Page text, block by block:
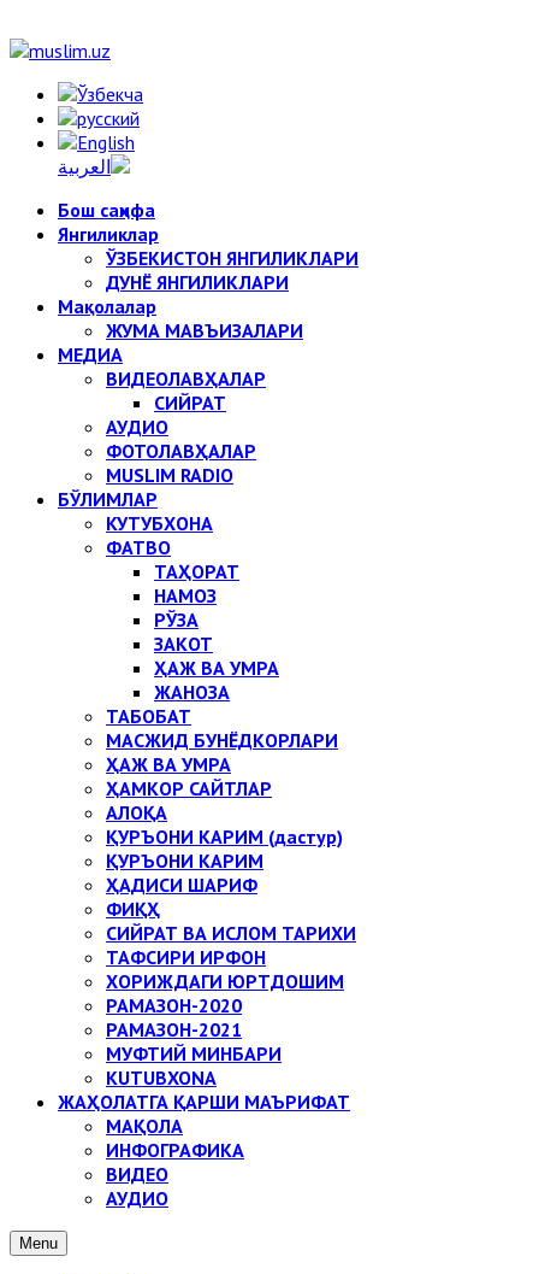
Бош саҳифа
Янгиликлар
ЎЗБЕКИСТОН ЯНГИЛИКЛАРИ
ДУНЁ ЯНГИЛИКЛАРИ
Мақолалар
ЖУМА МАВЪИЗАЛАРИ
МЕДИА
ВИДЕОЛАВҲАЛАР
СИЙРАТ
АУДИО
ФОТОЛАВҲАЛАР
MUSLIM RADIO
БЎЛИМЛАР
КУТУБХОНА
ФАТВО
ТАҲОРАТ
НАМОЗ
РЎЗА
ЗАКОТ
ҲАЖ ВА УМРА
ЖАНОЗА
ТАБОБАТ
МАСЖИД БУНЁДКОРЛАРИ
ҲАЖ ВА УМРА
ҲАМКОР САЙТЛАР
АЛОҚА
ҚУРЪОНИ КАРИМ (дастур)
ҚУРЪОНИ КАРИМ
ҲАДИСИ ШАРИФ
ФИҚҲ
СИЙРАТ ВА ИСЛОМ ТАРИХИ
ТАФСИРИ ИРФОН
ХОРИЖДАГИ ЮРТДОШИМ
РАМАЗОН-2020
РАМАЗОН-2021
МУФТИЙ МИНБАРИ
KUTUBXONA
ЖАҲОЛАТГА ҚАРШИ МАЪРИФАТ
МАҚОЛА
ИНФОГРАФИКА
ВИДЕО
АУДИО
Menu